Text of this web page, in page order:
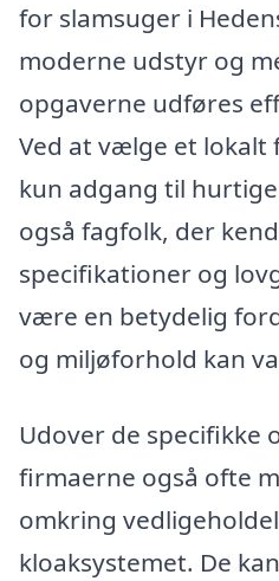
for slamsuger i
moderne udstyr og
opgaverne udføres
Ved at vælge et lokalt
kun adgang til
også fagfolk, der
specifikationer og
være en betydelig
og miljøforhold kan
Udover de specifikke
firmaerne også ofte
omkring
kloaksystemet. De